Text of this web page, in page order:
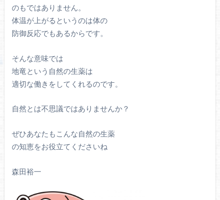
のもではありません。
体温が上がるというのは体の
防御反応でもあるからです。
そんな意味では
地竜という自然の生薬は
適切な働きをしてくれるのです。
自然とは不思議ではありませんか？
ぜひあなたもこんな自然の生薬
の知恵をお役立てくださいね
森田裕一